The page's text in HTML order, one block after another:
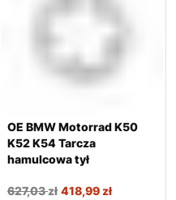
OE BMW Motorrad K50
K52 K54 Tarcza
hamulcowa tył
627,03zł 418,99zł